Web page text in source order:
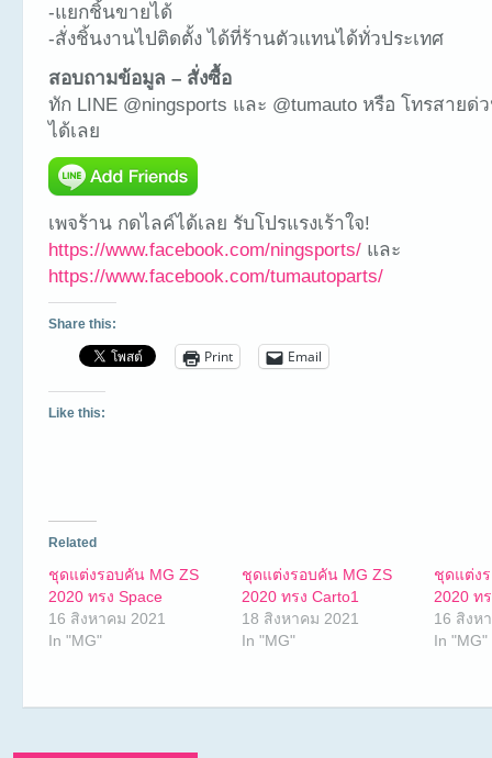
-แยกชิ้นขายได้
-สั่งชิ้นงานไปติดตั้ง ได้ที่ร้านตัวแทนได้ทั่วประเทศ
สอบถามข้อมูล – สั่งซื้อ
ทัก LINE @ningsports และ @tumauto หรือ โทรสายด่
ได้เลย
เพจร้าน กดไลค์ได้เลย รับโปรแรงเร้าใจ!
https://www.facebook.com/ningsports/ และ
https://www.facebook.com/tumautoparts/
Share this:
Print Email
Like this:
Related
ชุดแต่งรอบคัน MG ZS
2020 ทรง Space
16 สิงหาคม 2021
In "MG"
ชุดแต่งรอบคัน MG ZS
2020 ทรง Carto1
18 สิงหาคม 2021
In "MG"
ชุดแต่ง
2020 ท
16 สิงห
In "MG"